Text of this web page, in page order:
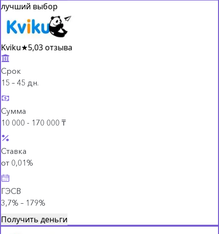
лучший выбор
Kviku★5,03 отзыва
Срок
15 – 45 дн.
Сумма
10 000 - 170 000 ₸
Ставка
от 0,01%
ГЭСВ
3,7% – 179%
Получить деньги